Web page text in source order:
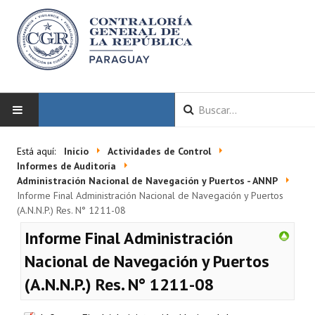
LA CGR
Autoridades
Misión y Visión
Marco Normativo
Está aquí: Inicio
Actividades de Control
Informes de Auditoría
Administración Nacional de Navegación y Puertos - ANNP
Informe Final Administración Nacional de Navegación y Puertos
(A.N.N.P.) Res. N° 1211-08
Informe Final Administración
Nacional de Navegación y Puertos
(A.N.N.P.) Res. N° 1211-08